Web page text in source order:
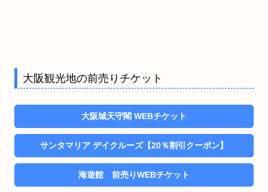
大阪観光地の前売りチケット
大阪城天守閣 WEBチケット
サンタマリア デイクルーズ【20％割引クーポン】
海遊館 前売りWEBチケット